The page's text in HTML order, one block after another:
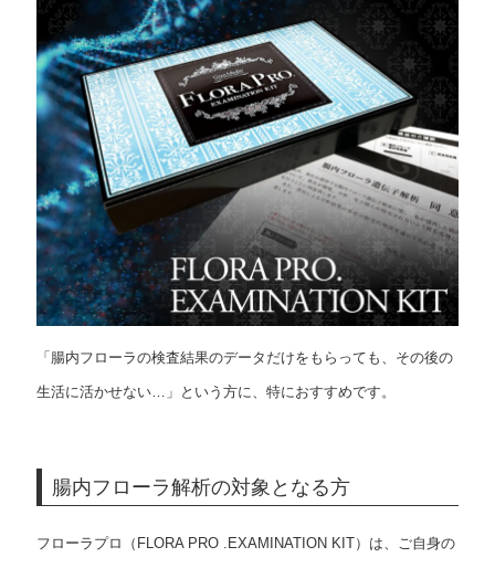
「腸内フローラの検査結果のデータだけをもらっても、その後の
生活に活かせない…」という方に、特におすすめです。
腸内フローラ解析の対象となる方
フローラプロ（FLORA PRO .EXAMINATION KIT）は、ご自身の